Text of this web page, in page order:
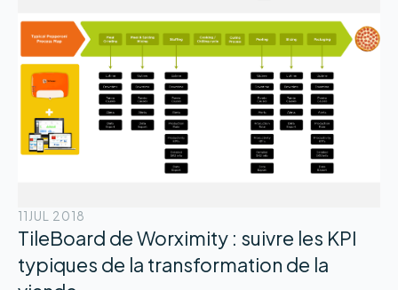
11 JUL 2018
TileBoard de Worximity : suivre les KPI
typiques de la transformation de la